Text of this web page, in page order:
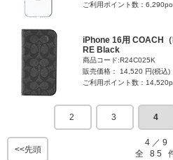
ご利用ポイント数：
iPhone 16用 COACH
RE Black
商品コード:R24C025K
販売価格： 14,520 円(税込)
ご利用ポイント数：
2 3 4
<<先頭
4 ／ 9
全 85